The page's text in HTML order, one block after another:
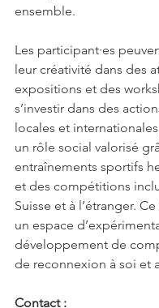
ensemble.
Les participant·es
leur créativité dans des
expositions et des
s’investir dans des
locales et
un rôle social valorisé
entraînements sportifs
et des compétitions
Suisse et à l’étranger.
un espace
développement de
de reconnexion à soi et
Contact :